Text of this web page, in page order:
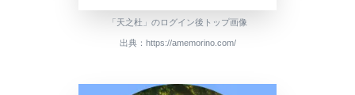
「天之杜」のログイン後トップ画像
出典：https://amemorino.com/